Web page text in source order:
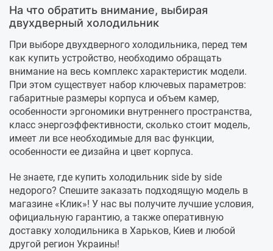
На что обратить внимание, выбирая
двухдверный холодильник
При выборе двухдверного холодильника, перед тем
как купить устройство, необходимо обращать
внимание на весь комплекс характеристик модели.
При этом существует набор ключевых параметров:
габаритные размеры корпуса и объем камер,
особенности эргономики внутреннего пространства,
класс энергоэффективности, сколько стоит модель,
имеет ли все необходимые для вас функции,
особенности ее дизайна и цвет корпуса.
Не знаете, где купить холодильник side by side
недорого? Спешите заказать подходящую модель в
магазине «Клик»! У нас вы получите лучшие условия,
официальную гарантию, а также оперативную
доставку холодильника в Харьков, Киев и любой
другой регион Украины!